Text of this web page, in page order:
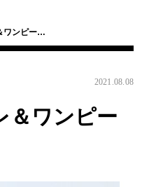
ワンピー…
2021.08.08
＆ワンピー